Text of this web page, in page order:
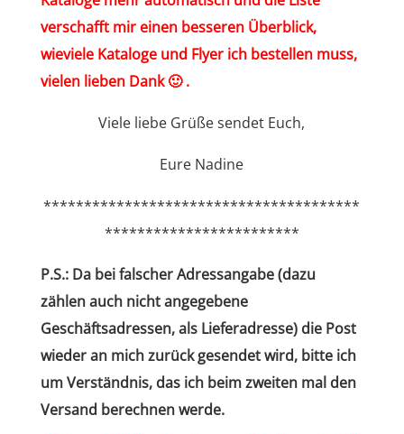
verschafft mir einen besseren Überblick,
wieviele Kataloge und Flyer ich bestellen muss,
vielen lieben Dank 🙂 .
Viele liebe Grüße sendet Euch,
Eure Nadine
***************************************
************************
P.S.: Da bei falscher Adressangabe (dazu
zählen auch nicht angegebene
Geschäftsadressen, als Lieferadresse) die Post
wieder an mich zurück gesendet wird, bitte ich
um Verständnis, das ich beim zweiten mal den
Versand berechnen werde.